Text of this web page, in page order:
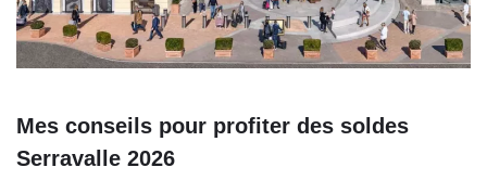
Mes conseils pour profiter des soldes
Serravalle 2026